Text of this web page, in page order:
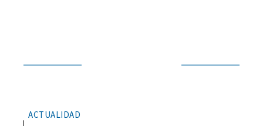
ACTUALIDAD